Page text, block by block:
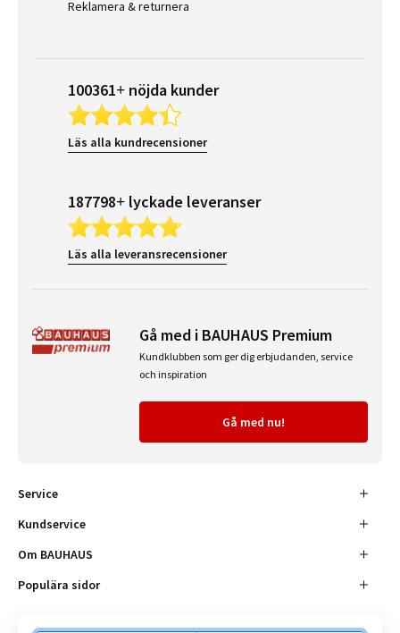
Reklamera & returnera
100361+ nöjda kunder
Läs alla kundrecensioner
187798+ lyckade leveranser
Läs alla leveransrecensioner
Gå med i BAUHAUS Premium
Kundklubben som ger dig erbjudanden, service
och inspiration
Gå med nu!
Service
Kundservice
Om BAUHAUS
Populära sidor